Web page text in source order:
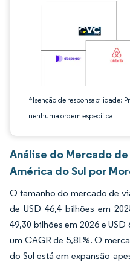
*Isenção de responsabilidade:
nenhuma ordem específica
Análise do Mercado
América do Sul por
O tamanho do mercado de
de USD 46,4 bilhões em
49,30 bilhões em 2026 e
um CAGR de 5,81%. O
do Sul está em expansão